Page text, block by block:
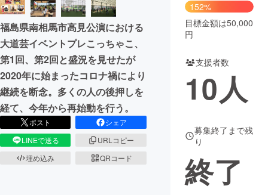
ビジネス・起業 チャレンジ
まちづくり・地域活性化
CAMPFIRE for Social Good
CAMPFIRE Creation
CAMPFIREふるさと納税
コミュニティ
福島県南相馬市高見公演における
大道芸イベントプレこっちゃこ、
第1回、第2回と盛況を見せたが
2020年に始まったコロナ禍により
継続を断念。多くの人の後押しを
経て、今年から再始動を行う。
ポスト
シェア
LINEで送る
URLコピー
埋め込み
QRコード
152%
目標金額は50,000
円
支援者数
10人
募集終了まで残
り
終了